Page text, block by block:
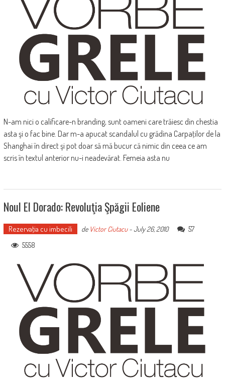
N-am nici o calificare-n branding, sunt oameni care trăiesc din chestia
asta şi o fac bine. Dar m-a apucat scandalul cu grădina Carpaţilor de la
Shanghai în direct şi pot doar să mă bucur că nimic din ceea ce am
scris în textul anterior nu-i neadevărat. Femeia asta nu
Noul El Dorado: Revoluţia Şpăgii Eoliene
Rezervaţia cu imbecili de Victor Ciutacu-July 26, 2010
57
5558